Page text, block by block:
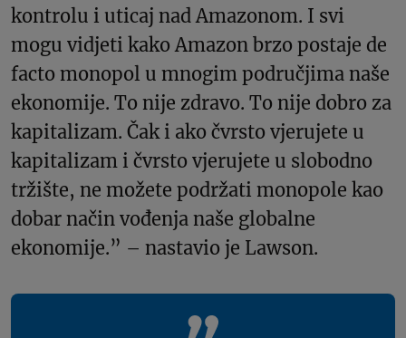
kontrolu i uticaj nad Amazonom. I svi
mogu vidjeti kako Amazon brzo postaje de
facto monopol u mnogim područjima naše
ekonomije. To nije zdravo. To nije dobro za
kapitalizam. Čak i ako čvrsto vjerujete u
kapitalizam i čvrsto vjerujete u slobodno
tržište, ne možete podržati monopole kao
dobar način vođenja naše globalne
ekonomije.” – nastavio je Lawson.